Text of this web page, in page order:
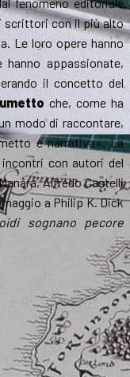
scrittori con il più alto
Le loro opere hanno
appassionate,
il concetto del
che, come ha
modo di raccontare,
è narrativa». La
con autori del
Alfredo Castelli
a Philip K. Dick
sognano pecore